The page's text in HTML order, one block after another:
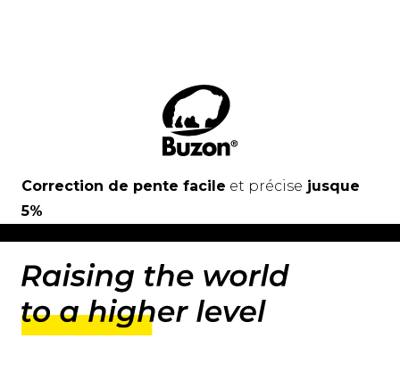
Correction de pente facile et précise jusque
5%